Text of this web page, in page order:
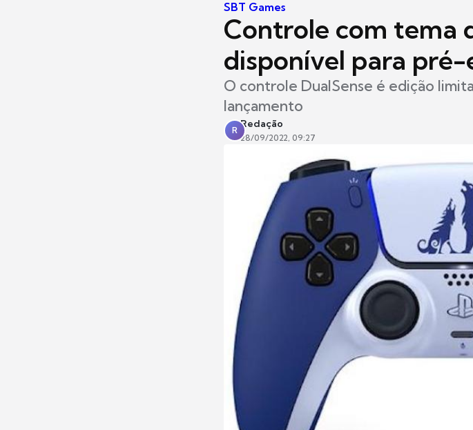
SBT Games
Controle com tema
disponível para
O controle DualSense é edição
lançamento
R
Redação
28/09/2022, 09:27